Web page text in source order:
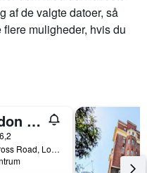
af de valgte datoer, så
muligheder, hvis du
Nx London Hostel
323a New Cross Road, London, Storbritannien